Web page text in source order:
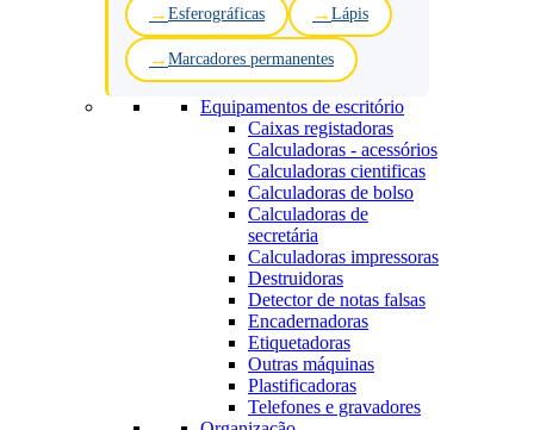
Esferográficas Lápis
Marcadores permanentes
Equipamentos de escritório
Caixas registadoras
Calculadoras - acessórios
Calculadoras cientificas
Calculadoras de bolso
Calculadoras de
secretária
Calculadoras impressoras
Destruidoras
Detector de notas falsas
Encadernadoras
Etiquetadoras
Outras máquinas
Plastificadoras
Telefones e gravadores